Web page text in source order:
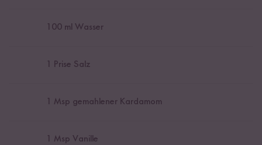
100 ml Wasser
1 Prise Salz
1 Msp gemahlener Kardamom
1 Msp Vanille